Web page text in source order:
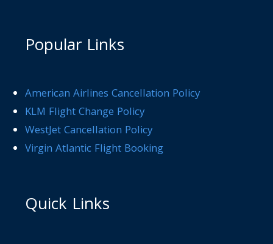
Popular Links
American Airlines Cancellation Policy
KLM Flight Change Policy
WestJet Cancellation Policy
Virgin Atlantic Flight Booking
Quick Links